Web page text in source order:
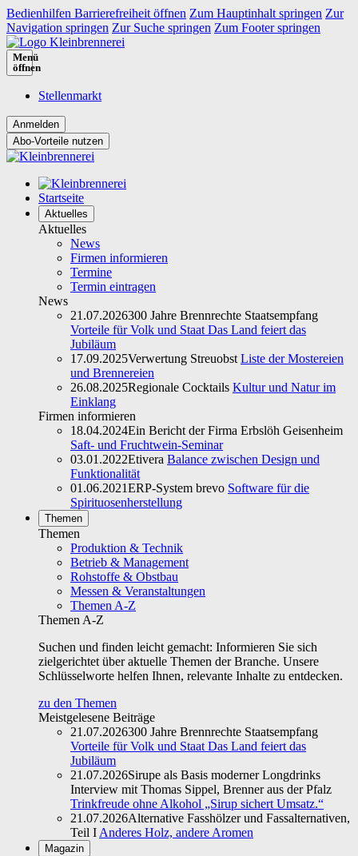
Bedienhilfen Barrierefreiheit öffnen Zum Hauptinhalt springen Zur
Navigation springen Zur Suche springen Zum Footer springen
Menü
öffnen
Stellenmarkt
Abo-Vorteile nutzen
Startseite
Aktuelles
Aktuelles
News
Firmen informieren
Termine
Termin eintragen
News
21.07.2026300 Jahre Brennrechte Staatsempfang
Vorteile für Volk und Staat Das Land feiert das
Jubiläum
17.09.2025Verwertung Streuobst Liste der Mostereien
und Brennereien
26.08.2025Regionale Cocktails Kultur und Natur im
Einklang
Firmen informieren
18.04.2024Ein Bericht der Firma Erbslöh Geisenheim
Saft- und Fruchtwein-Seminar
03.01.2022Etivera Balance zwischen Design und
Funktionalität
01.06.2021ERP-System brevo Software für die
Spirituosenherstellung
Themen
Themen
Produktion & Technik
Betrieb & Management
Rohstoffe & Obstbau
Messen & Veranstaltungen
Themen A-Z
Themen A-Z
Suchen und finden leicht gemacht: Informieren Sie sich
zielgerichtet über aktuelle Themen der Branche. Unsere
Schlüsselworte helfen Ihnen, relevante Inhalte zu entdecken.
zu den Themen
Meistgelesene Beiträge
21.07.2026300 Jahre Brennrechte Staatsempfang
Vorteile für Volk und Staat Das Land feiert das
Jubiläum
21.07.2026Sirupe als Basis moderner Longdrinks
Interview mit Thomas Sippel, Brenner aus der Pfalz
Trinkfreude ohne Alkohol „Sirup sichert Umsatz.“
21.07.2026Alternative Fasshölzer und Fassalternativen,
Teil I Anderes Holz, andere Aromen
Magazin